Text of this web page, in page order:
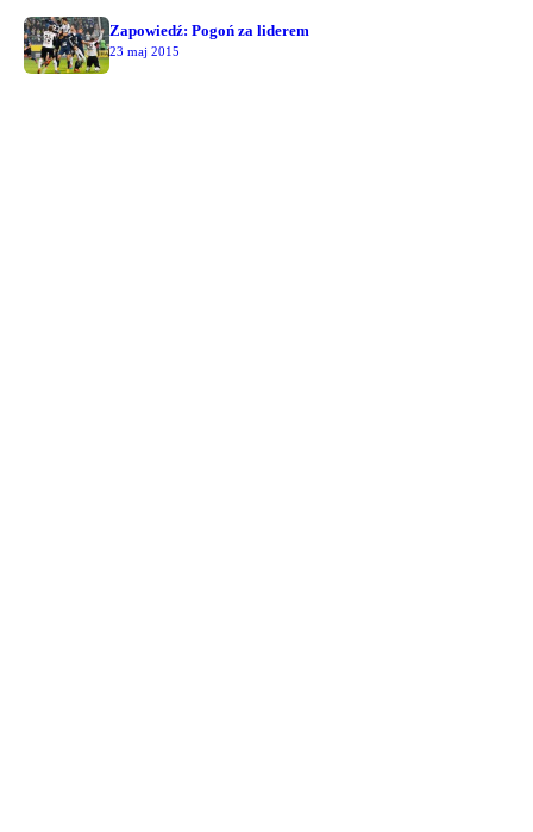
Zapowiedź: Pogoń za liderem
23 maj 2015